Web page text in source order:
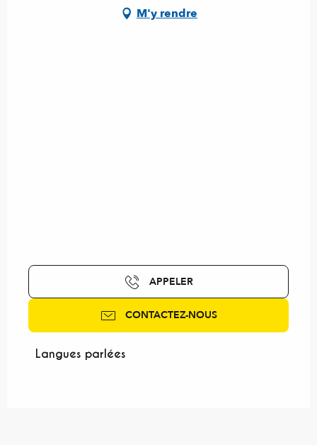
M'y rendre
APPELER
CONTACTEZ-NOUS
Langues parlées
Langues parlées